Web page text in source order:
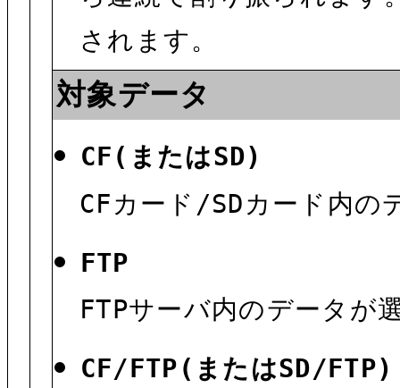
されます。
対象データ
CF(またはSD)
CFカード/SDカード内の
FTP
FTPサーバ内のデータが
CF/FTP(またはSD/FTP)